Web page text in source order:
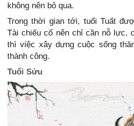
không nên bỏ qua.
Trong thời gian tới, tuổi Tuất
Tài chiếu cố nên chỉ cần nỗ lực,
thì việc xây dựng cuộc sống
thành công.
Tuổi Sửu